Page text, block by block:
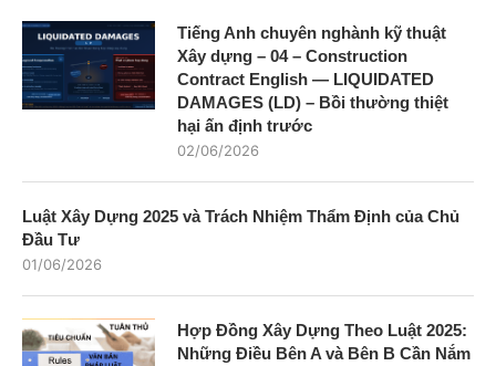
Tiếng Anh chuyên nghành kỹ thuật
Xây dựng – 04 – Construction
Contract English — LIQUIDATED
DAMAGES (LD) – Bồi thường thiệt
hại ấn định trước
02/06/2026
Luật Xây Dựng 2025 và Trách Nhiệm Thẩm Định của Chủ
Đầu Tư
01/06/2026
Hợp Đồng Xây Dựng Theo Luật 2025:
Những Điều Bên A và Bên B Cần Nắm